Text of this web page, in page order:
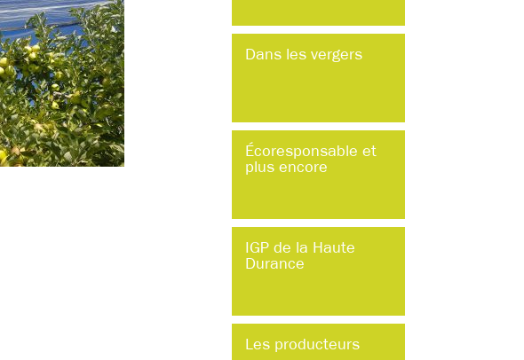
Dans les vergers
Écoresponsable et
plus encore
IGP de la Haute
Durance
Les producteurs